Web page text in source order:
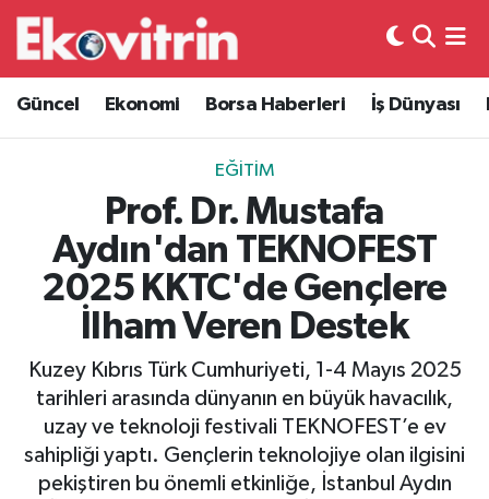
Güncel Ekonomi Borsa Haberleri İş Dünyası
EĞITIM
Prof. Dr. Mustafa
Aydın'dan TEKNOFEST
2025 KKTC'de Gençlere
İlham Veren Destek
Kuzey Kıbrıs Türk Cumhuriyeti, 1-4 Mayıs 2025
tarihleri arasında dünyanın en büyük havacılık,
uzay ve teknoloji festivali TEKNOFEST’e ev
sahipliği yaptı. Gençlerin teknolojiye olan ilgisini
pekiştiren bu önemli etkinliğe, İstanbul Aydın
Güncel
Ekonomi
Borsa Haberleri
İş Dünyası
Lojistik
Otovitrin
Magazin
Hava Durumu
Trafik Durumu
Süper Lig Puan Durumu ve Fikstür
Tüm Manşetler
Son Dakika Haberleri
Haber Arşivi